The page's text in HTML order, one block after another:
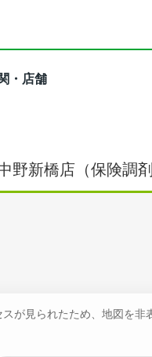
・店舗
野新橋店（保険調剤
が見られたため、地図を非